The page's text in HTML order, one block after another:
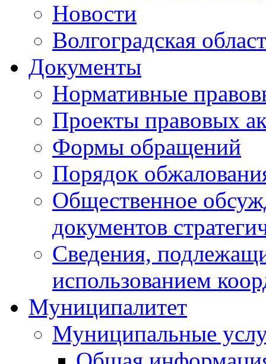
Новости
Волгоградская
Документы
Нормативные
Проекты правовых
Формы обращений
Порядок
Общественное
документов
Сведения,
использованием
Муниципалитет
Муниципальные